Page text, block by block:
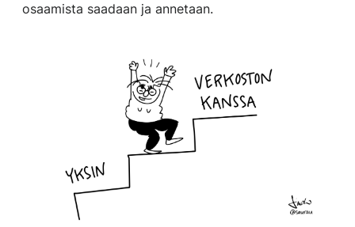
osaamista saadaan ja annetaan.